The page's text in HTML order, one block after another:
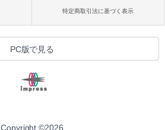
特定商取引法に基づく表示
PC版で見る
Copyright ©2026